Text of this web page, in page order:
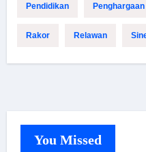
Pendidikan Penghargaan
Rakor Relawan
You Missed